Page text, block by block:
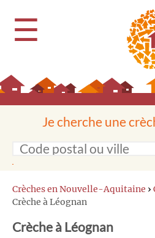
☰
Je cherche une
Crèches en Nouvelle-Aquitaine ›
Crèche à Léognan
Crèche à Léognan